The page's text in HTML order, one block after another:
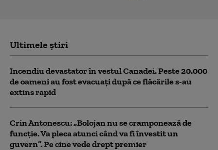
Ultimele știri
Incendiu devastator în vestul Canadei. Peste 20.000
de oameni au fost evacuați după ce flăcările s-au
extins rapid
Crin Antonescu: „Bolojan nu se cramponează de
funcție. Va pleca atunci când va fi învestit un
guvern”. Pe cine vede drept premier